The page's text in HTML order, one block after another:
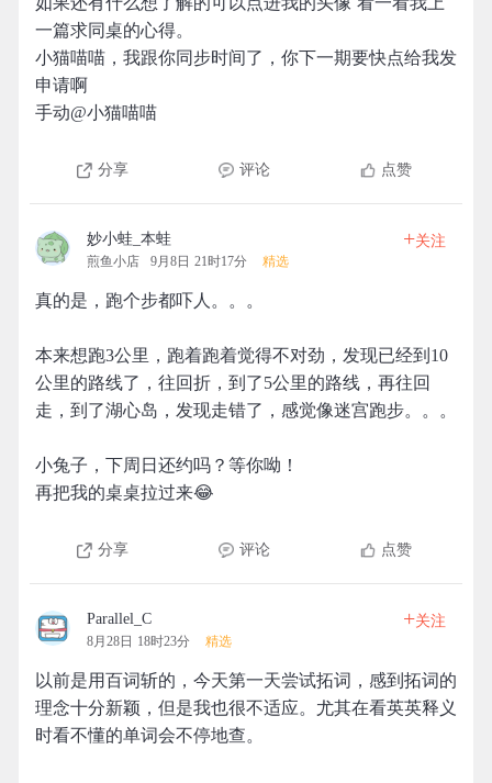
一篇求同桌的心得。
小猫喵喵，我跟你同步时间了，你下一期要快点给我发
申请啊
手动@小猫喵喵
分享 评论 点赞
妙小蛙_本蛙
煎鱼小店 9月8日 21时17分 精选
+关注
真的是，跑个步都吓人。。。
本来想跑3公里，跑着跑着觉得不对劲，发现已经到10
公里的路线了，往回折，到了5公里的路线，再往回
走，到了湖心岛，发现走错了，感觉像迷宫跑步。。。
小兔子，下周日还约吗？等你呦！
再把我的桌桌拉过来😂
分享 评论 点赞
Parallel_C
8月28日 18时23分 精选
+关注
以前是用百词斩的，今天第一天尝试拓词，感到拓词的
理念十分新颖，但是我也很不适应。尤其在看英英释义
时看不懂的单词会不停地查。